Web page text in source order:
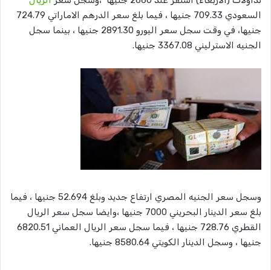
السعودي 709.33 جنيها ، فيما بلغ سعر الدرهم الاماراتي 724.79
جنيها، في وقت سجل سعر اليورو 2891.30 جنيها ، بينما سجل
الجنيه الاسترليني 3367.08 جنيها.
وسجل سعر الجنيه المصري ارتفاع جديد وبلغ 52.694 جنيها ، فيما
بلغ سعر الدينار البحريني 7000 جنيها ،وايضا سجل سعر الريال
القطري 728.76 جنيها ، فيما سجل سعر الريال العماني 6820.51
جنيها ، وسجل الدينار الكويتي 8580.64 جنيها.